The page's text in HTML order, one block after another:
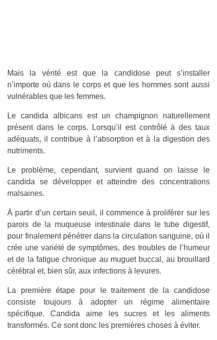
Mais la vérité est que la candidose peut s’installer
n’importe où dans le corps et que les hommes sont aussi
vulnérables que les femmes.
Le candida albicans est un champignon naturellement
présent dans le corps. Lorsqu’il est contrôlé à des taux
adéquats, il contribue à l’absorption et à la digestion des
nutriments.
Le problème, cependant, survient quand on laisse le
candida se développer et atteindre des concentrations
malsaines.
À partir d’un certain seuil, il commence à proliférer sur les
parois de la muqueuse intestinale dans le tube digestif,
pour finalement pénétrer dans la circulation sanguine, où il
crée une variété de symptômes, des troubles de l’humeur
et de la fatigue chronique au muguet buccal, au brouillard
cérébral et, bien sûr, aux infections à levures.
La première étape pour le traitement de la candidose
consiste toujours à adopter un régime alimentaire
spécifique. Candida aime les sucres et les aliments
transformés. Ce sont donc les premières choses à éviter.